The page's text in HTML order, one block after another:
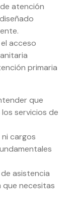
atención
acceso
primaria
que
servicios de
cargos
asistencia
necesitas